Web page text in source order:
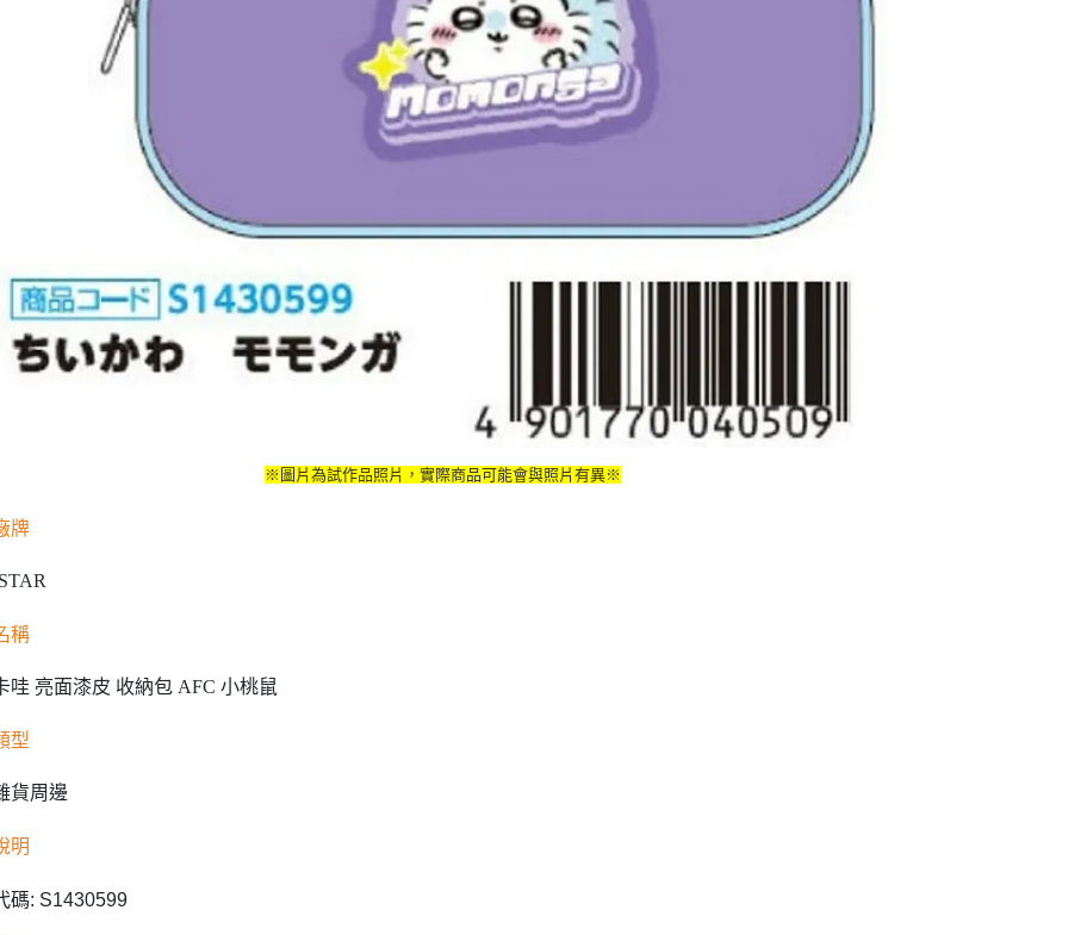
※圖片為試作品照片，實際商品可能會與照片有異※
牌
稱
哇 亮面漆皮 收納包 AFC 小桃鼠
型
貨周邊
明
碼: S1430599